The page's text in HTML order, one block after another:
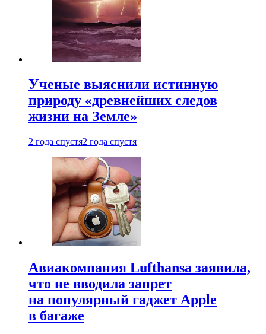
Ученые выяснили истинную
природу «древнейших следов
жизни на Земле»
2 года спустя2 года спустя
Авиакомпания Lufthansa заявила,
что не вводила запрет
на популярный гаджет Apple
в багаже